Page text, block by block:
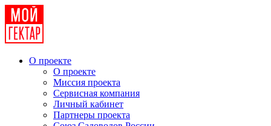
О проекте
О проекте
Миссия проекта
Сервисная компания
Личный кабинет
Партнеры проекта